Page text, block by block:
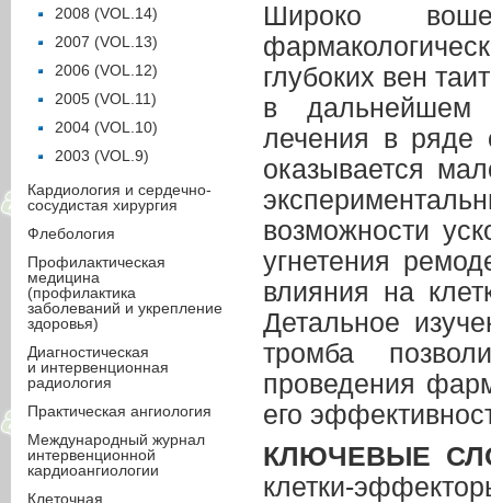
Широко
глубоких вен
в дальнейшем
лечения в ряде
оказывается
возможности
угнетения
влияния на
Детальное
тромба
проведения
его
КЛЮЧЕВЫЕ
клетки-
2008 (VOL.14)
2007 (VOL.13)
2006 (VOL.12)
2005 (VOL.11)
2004 (VOL.10)
2003 (VOL.9)
Кардиология и сердечно-
сосудистая хирургия
Флебология
Профилактическая
медицина
(профилактика
заболеваний и укрепление
здоровья)
Диагностическая
и интервенционная
радиология
Практическая ангиология
Международный журнал
интервенционной
кардиоангиологии
Клеточная